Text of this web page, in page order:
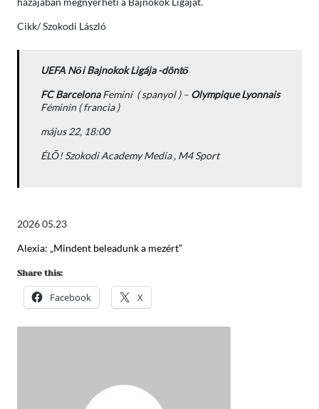
Cikk/ Szokodi László
UEFA Női Bajnokok Ligája -döntő
FC BarcelonaFeminí ( spanyol ) – Olympique Lyonnais
Féminin ( francia )
május 22, 18:00
ÉLŐ! Szokodi Academy Media , M4 Sport
2026 05.23
Alexia: „Mindent beleadunk a mezért”
Share this:
Facebook X